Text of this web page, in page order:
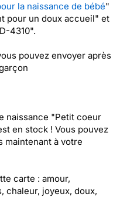
la naissance de bébé"
pour un doux accueil" et
4310".
pouvez envoyer après
naissance "Petit coeur
en stock ! Vous pouvez
maintenant à votre
carte : amour,
chaleur, joyeux, doux,